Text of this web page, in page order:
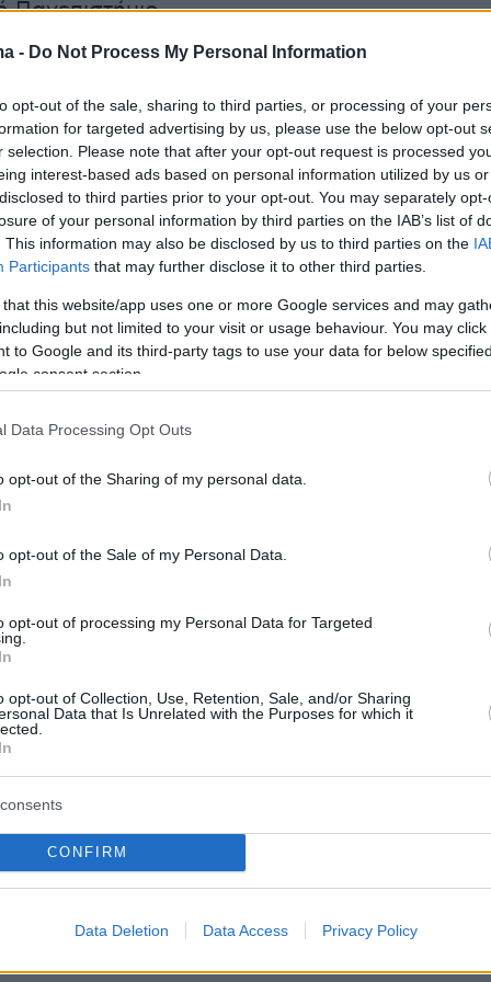
- Do Not Process My Personal Information
opt-out of the sale, sharing to third parties, or processing of your
for targeted advertising by us, please use the below opt-out
selection. Please note that after your opt-out request is processed
interest-based ads based on personal information utilized by us
to third parties prior to your opt-out. You may separately
of your personal information by third parties on the IAB’s list of
This information may also be disclosed by us to third parties on the
Participants that may further disclose it to other third parties.
that this website/app uses one or more Google services and may
but not limited to your visit or usage behaviour. You may
to Google and its third-party tags to use your data for below
consent section.
Data Processing Opt Outs
opt-out of the Sharing of my personal data.
opt-out of the Sale of my Personal Data.
opt-out of processing my Personal Data for Targeted
opt-out of Collection, Use, Retention, Sale, and/or Sharing
Data that Is Unrelated with the Purposes for which it
CONFIRM
Data Deletion Data Access Privacy Policy
Πανεπιστήμιο.
πολίτη να καταδικάσουν απερίφραστα
ενέργειες και να σταθούν απέναντι σε
βίας μέσα στις σχολές.
θα συνεχίσει να υπερασπίζεται με
και αποφασιστικότητα τη δημοκρατία, την
ιδρυμάτων απέναντι σε κάθε
εκφοβισμού, έντασης και υπονόμευσης της
διαδικασίας.
ΕιδήσειςΔημοφιλή
αποζημίωση
της UEFA και
τους
«Βιαστικά
08.08.2026, 00:28
πρόγραμμα σύνταξης – Όλες οι
08.08.2026, 00:18